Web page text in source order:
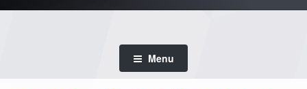
Menu